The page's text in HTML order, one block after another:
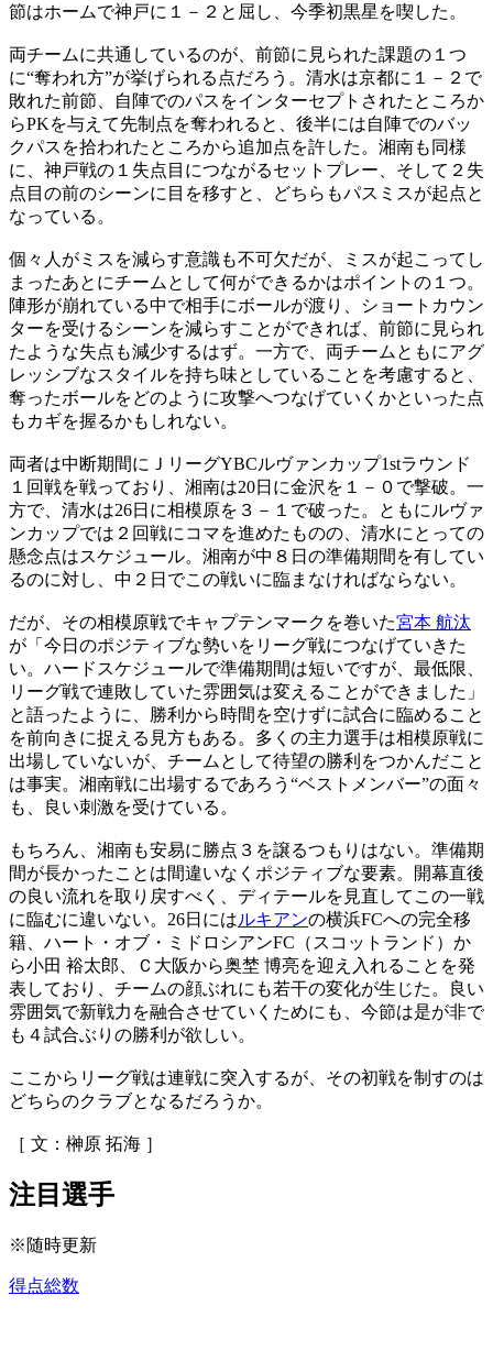
節はホームで神戸に１－２と屈し、今季初黒星を喫した。
両チームに共通しているのが、前節に見られた課題の１つ
に“奪われ方”が挙げられる点だろう。清水は京都に１－２で
敗れた前節、自陣でのパスをインターセプトされたところか
らPKを与えて先制点を奪われると、後半には自陣でのバッ
クパスを拾われたところから追加点を許した。湘南も同様
に、神戸戦の１失点目につながるセットプレー、そして２失
点目の前のシーンに目を移すと、どちらもパスミスが起点と
なっている。
個々人がミスを減らす意識も不可欠だが、ミスが起こってし
まったあとにチームとして何ができるかはポイントの１つ。
陣形が崩れている中で相手にボールが渡り、ショートカウン
ターを受けるシーンを減らすことができれば、前節に見られ
たような失点も減少するはず。一方で、両チームともにアグ
レッシブなスタイルを持ち味としていることを考慮すると、
奪ったボールをどのように攻撃へつなげていくかといった点
もカギを握るかもしれない。
両者は中断期間にＪリーグYBCルヴァンカップ1stラウンド
１回戦を戦っており、湘南は20日に金沢を１－０で撃破。一
方で、清水は26日に相模原を３－１で破った。ともにルヴァ
ンカップでは２回戦にコマを進めたものの、清水にとっての
懸念点はスケジュール。湘南が中８日の準備期間を有してい
るのに対し、中２日でこの戦いに臨まなければならない。
だが、その相模原戦でキャプテンマークを巻いた宮本 航汰
が「今日のポジティブな勢いをリーグ戦につなげていきた
い。ハードスケジュールで準備期間は短いですが、最低限、
リーグ戦で連敗していた雰囲気は変えることができました」
と語ったように、勝利から時間を空けずに試合に臨めること
を前向きに捉える見方もある。多くの主力選手は相模原戦に
出場していないが、チームとして待望の勝利をつかんだこと
は事実。湘南戦に出場するであろう“ベストメンバー”の面々
も、良い刺激を受けている。
もちろん、湘南も安易に勝点３を譲るつもりはない。準備期
間が長かったことは間違いなくポジティブな要素。開幕直後
の良い流れを取り戻すべく、ディテールを見直してこの一戦
に臨むに違いない。26日にはルキアンの横浜FCへの完全移
籍、ハート・オブ・ミドロシアンFC（スコットランド）か
ら小田 裕太郎、Ｃ大阪から奥埜 博亮を迎え入れることを発
表しており、チームの顔ぶれにも若干の変化が生じた。良い
雰囲気で新戦力を融合させていくためにも、今節は是が非で
も４試合ぶりの勝利が欲しい。
ここからリーグ戦は連戦に突入するが、その初戦を制すのは
どちらのクラブとなるだろうか。
［ 文：榊原 拓海 ］
注目選手
※随時更新
得点総数